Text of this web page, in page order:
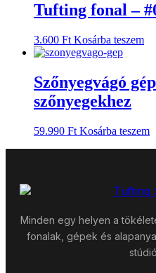
Tufting fonal –
3.600 Ft Kosárba teszem
Szőnyegvágó
szőnyegekhez
59.990 Ft Kosárba teszem
Minden egy helyen a
fonalak, gépek és